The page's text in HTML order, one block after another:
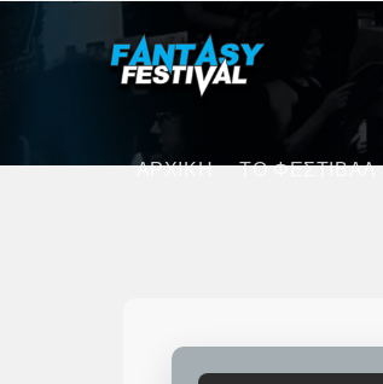
ΑΡΧΙΚΗ ΤΟ ΦΕΣΤΙΒΑΛ